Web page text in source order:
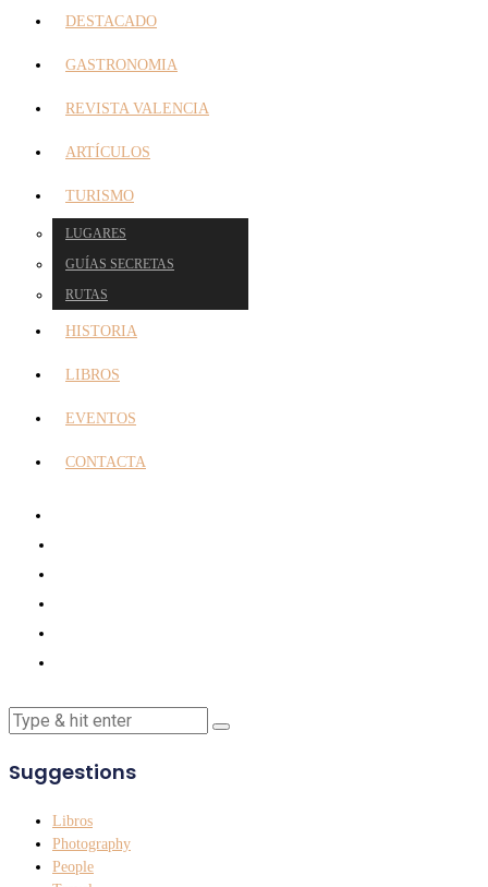
DESTACADO
GASTRONOMIA
REVISTA VALENCIA
ARTÍCULOS
TURISMO
LUGARES
GUÍAS SECRETAS
RUTAS
HISTORIA
LIBROS
EVENTOS
CONTACTA
Suggestions
Libros
Photography
People